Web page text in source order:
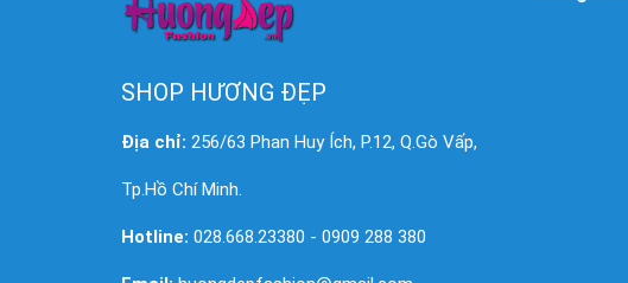
SHOP HƯƠNG ĐẸP
Địa chỉ: 256/63 Phan Huy Ích, P.12, Q.Gò Vấp,
Tp.Hồ Chí Minh.
Hotline: 028.668.23380 - 0909 288 380